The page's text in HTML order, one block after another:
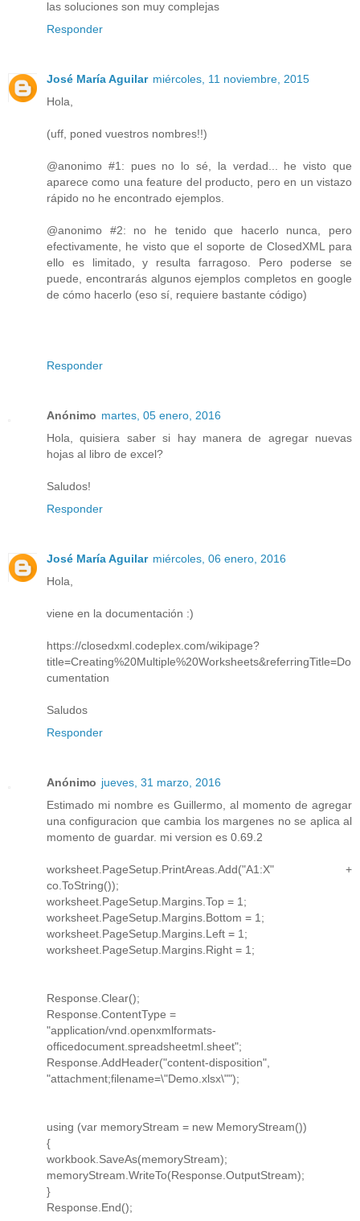
las soluciones son muy complejas
Responder
José María Aguilar miércoles, 11 noviembre, 2015
Hola,
(uff, poned vuestros nombres!!)
@anonimo #1: pues no lo sé, la verdad... he visto que
aparece como una feature del producto, pero en un vistazo
rápido no he encontrado ejemplos.
@anonimo #2: no he tenido que hacerlo nunca, pero
efectivamente, he visto que el soporte de ClosedXML para
ello es limitado, y resulta farragoso. Pero poderse se
puede, encontrarás algunos ejemplos completos en google
de cómo hacerlo (eso sí, requiere bastante código)
Responder
Anónimo martes, 05 enero, 2016
Hola, quisiera saber si hay manera de agregar nuevas
hojas al libro de excel?
Saludos!
Responder
José María Aguilar miércoles, 06 enero, 2016
Hola,
viene en la documentación :)
https://closedxml.codeplex.com/wikipage?
title=Creating%20Multiple%20Worksheets&referringTitle=Do
cumentation
Saludos
Responder
Anónimo jueves, 31 marzo, 2016
Estimado mi nombre es Guillermo, al momento de agregar
una configuracion que cambia los margenes no se aplica al
momento de guardar. mi version es 0.69.2
worksheet.PageSetup.PrintAreas.Add("A1:X" +
co.ToString());
worksheet.PageSetup.Margins.Top = 1;
worksheet.PageSetup.Margins.Bottom = 1;
worksheet.PageSetup.Margins.Left = 1;
worksheet.PageSetup.Margins.Right = 1;
Response.Clear();
Response.ContentType =
"application/vnd.openxmlformats-
officedocument.spreadsheetml.sheet";
Response.AddHeader("content-disposition",
"attachment;filename=\"Demo.xlsx\"");
using (var memoryStream = new MemoryStream())
{
workbook.SaveAs(memoryStream);
memoryStream.WriteTo(Response.OutputStream);
}
Response.End();